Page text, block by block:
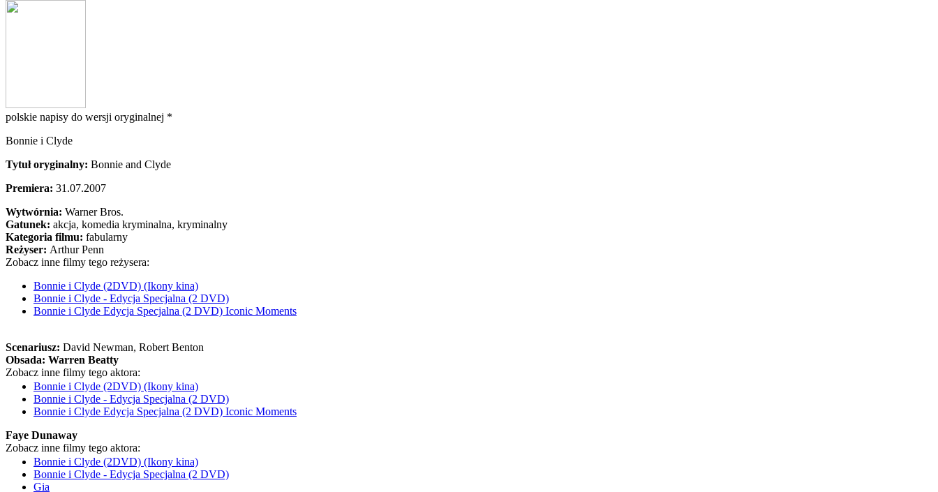
polskie napisy do wersji oryginalnej *
Bonnie i Clyde
Tytuł oryginalny: Bonnie and Clyde
Premiera: 31.07.2007
Wytwórnia: Warner Bros.
Gatunek: akcja, komedia kryminalna, kryminalny
Kategoria filmu: fabularny
Reżyser: Arthur Penn
Zobacz inne filmy tego reżysera:
Bonnie i Clyde (2DVD) (Ikony kina)
Bonnie i Clyde - Edycja Specjalna (2 DVD)
Bonnie i Clyde Edycja Specjalna (2 DVD) Iconic Moments
Scenariusz: David Newman, Robert Benton
Obsada: Warren Beatty
Zobacz inne filmy tego aktora:
Bonnie i Clyde (2DVD) (Ikony kina)
Bonnie i Clyde - Edycja Specjalna (2 DVD)
Bonnie i Clyde Edycja Specjalna (2 DVD) Iconic Moments
Faye Dunaway
Zobacz inne filmy tego aktora:
Bonnie i Clyde (2DVD) (Ikony kina)
Bonnie i Clyde - Edycja Specjalna (2 DVD)
Gia